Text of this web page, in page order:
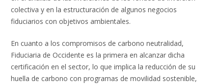
colectiva y en la estructuración de algunos negocios
fiduciarios con objetivos ambientales.
En cuanto a los compromisos de carbono neutralidad,
Fiduciaria de Occidente es la primera en alcanzar dicha
certificación en el sector, lo que implica la reducción de su
huella de carbono con programas de movilidad sostenible,